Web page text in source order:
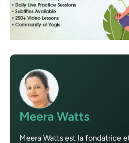
Meera Watts
Meera Watts est la fondatrice